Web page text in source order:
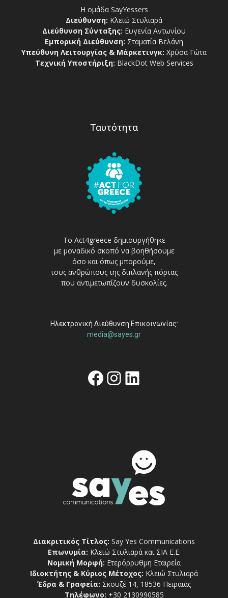
Η ομάδα SayYessers
Διεύθυνση: Κλειώ Στυλιαρά
Διεύθυνση Σύνταξης: Ευγενία Αντωνίου
Εμπορική Διεύθυνση: Σταματία Βελάνη
Υπεύθυνη Λειτουργίας & Μάρκετινγκ: Χρύσα Γώτα
Τεχνική Υποστήριξη: BlackDot Web Services
Ταυτότητα
Το Act4greece δημιουργήθηκε
με μοναδικό σκοπό να βοηθήσουμε
όσο και όπως μπορούμε,
τους ανθρώπους της διπλανής πόρτας
που αντιμετωπίζουν δυσκολίες.
Ηλεκτρονική Διεύθυνση Επικοινωνίας:
media@sayes.gr
Facebook
Instagram
Linkedin
Διακριτικός Τίτλος: Say Yes Communications
Επωνυμία: Κλειώ Στυλιαρά και ΣΙΑ Ε.Ε.
Νομική Μορφή: Ετερόρρυθμη Εταιρεία
Ιδιοκτήτης & Κύριος Μέτοχος: Κλειώ Στυλιαρά
Έδρα & Γραφεία: Σκουζέ 14, 18536 Πειραιάς
Τηλέφωνο: +30 2130990585